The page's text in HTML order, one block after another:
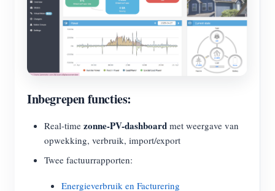
Inbegrepen functies:
Real-time zonne-PV-dashboard met weergave van
opwekking, verbruik, import/export
Twee factuurrapporten:
Energieverbruik en Facturering